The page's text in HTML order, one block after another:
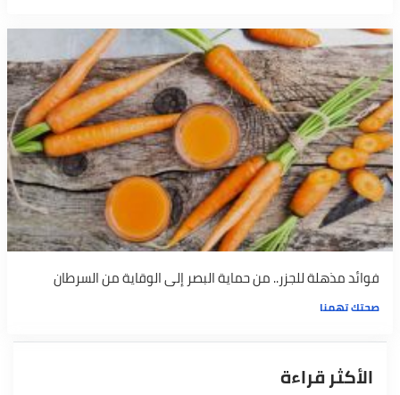
فوائد مذهلة للجزر.. من حماية البصر إلى الوقاية من السرطان
صحتك تهمنا
الأكثر قراءة